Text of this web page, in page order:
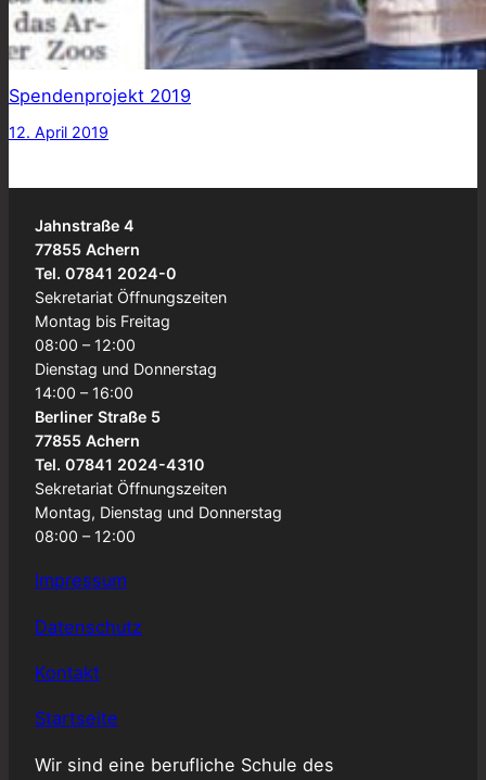
Spendenprojekt 2019
12. April 2019
Jahnstraße 4
77855 Achern
Tel. 07841 2024-0
Sekretariat Öffnungszeiten
Montag bis Freitag
08:00 – 12:00
Dienstag und Donnerstag
14:00 – 16:00
Berliner Straße 5
77855 Achern
Tel. 07841 2024-4310
Sekretariat Öffnungszeiten
Montag, Dienstag und Donnerstag
08:00 – 12:00
Impressum
Datenschutz
Kontakt
Startseite
Wir sind eine berufliche Schule des